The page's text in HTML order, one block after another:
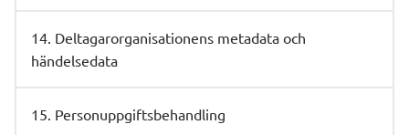
14. Deltagarorganisationens metadata och
händelsedata
15. Personuppgiftsbehandling